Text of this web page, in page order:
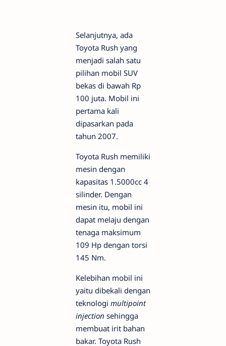
Selanjutnya, ada
Toyota Rush yang
menjadi salah satu
pilihan mobil SUV
bekas di bawah Rp
100 juta. Mobil ini
pertama kali
dipasarkan pada
tahun 2007.
Toyota Rush memiliki
mesin dengan
kapasitas 1.5000cc 4
silinder. Dengan
mesin itu, mobil ini
dapat melaju dengan
tenaga maksimum
109 Hp dengan torsi
145 Nm.
Kelebihan mobil ini
yaitu dibekali dengan
teknologi multipoint
injection sehingga
membuat irit bahan
bakar. Toyota Rush